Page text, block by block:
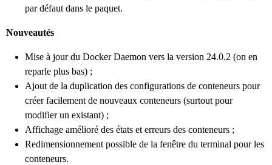
par défaut dans le paquet.
Nouveautés
Mise à jour du Docker Daemon vers la version 24.0.2 (on en
reparle plus bas) ;
Ajout de la duplication des configurations de conteneurs pour
créer facilement de nouveaux conteneurs (surtout pour
modifier un existant) ;
Affichage amélioré des états et erreurs des conteneurs ;
Redimensionnement possible de la fenêtre du terminal pour les
conteneurs.